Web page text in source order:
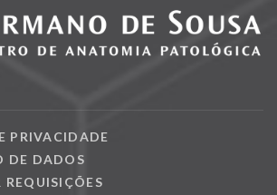
PRIVACIDADE
DE DADOS
REQUISIÇÕES